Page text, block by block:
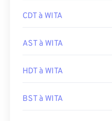
CDT à WITA
AST à WITA
HDT à WITA
BST à WITA